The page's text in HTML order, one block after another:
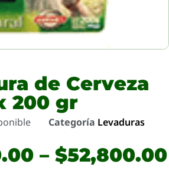
de Cerveza
200 gr
Categoría Levaduras
– $52,800.00